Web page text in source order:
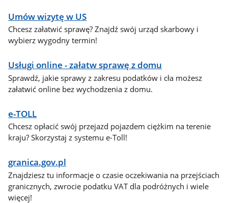
Umów wizytę w US
Chcesz załatwić sprawę? Znajdź swój urząd skarbowy i
wybierz wygodny termin!
Usługi online - załatw sprawę z domu
Sprawdź, jakie sprawy z zakresu podatków i cła możesz
załatwić online bez wychodzenia z domu.
e-TOLL
Chcesz opłacić swój przejazd pojazdem ciężkim na terenie
kraju? Skorzystaj z systemu e-Toll!
granica.gov.pl
Znajdziesz tu informacje o czasie oczekiwania na przejściach
granicznych, zwrocie podatku VAT dla podróżnych i wiele
więcej!